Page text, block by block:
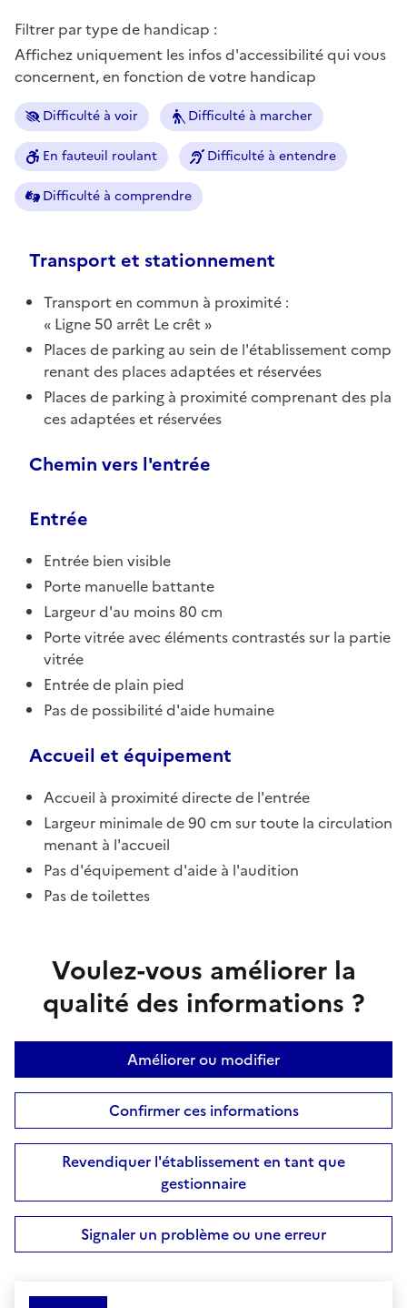
Filtrer par type de handicap :
Affichez uniquement les infos d'accessibilité qui vous
concernent, en fonction de votre handicap
Difficulté à voir Difficulté à marcher
En fauteuil roulant Difficulté à entendre
Difficulté à comprendre
Transport et stationnement
Transport en commun à proximité :
Ligne 50 arrêt Le crêt
Places de parking au sein de l'établissement comp
renant des places adaptées et réservées
Places de parking à proximité comprenant des pla
ces adaptées et réservées
Chemin vers l'entrée
Entrée
Entrée bien visible
Porte manuelle battante
Largeur d'au moins 80 cm
Porte vitrée avec éléments contrastés sur la partie
vitrée
Entrée de plain pied
Pas de possibilité d'aide humaine
Accueil et équipement
Accueil à proximité directe de l'entrée
Largeur minimale de 90 cm sur toute la circulation
menant à l'accueil
Pas d'équipement d'aide à l'audition
Pas de toilettes
Voulez-vous améliorer la
qualité des informations ?
Améliorer ou modifier
Confirmer ces informations
Revendiquer l'établissement en tant que
gestionnaire
Signaler un problème ou une erreur